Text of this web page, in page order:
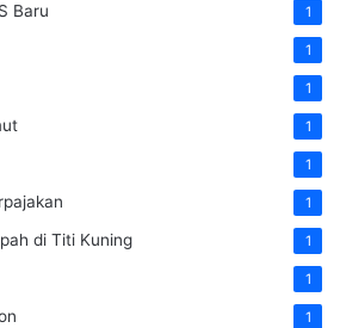
Baru 1
1
1
1
1
1
di Titi Kuning 1
1
1